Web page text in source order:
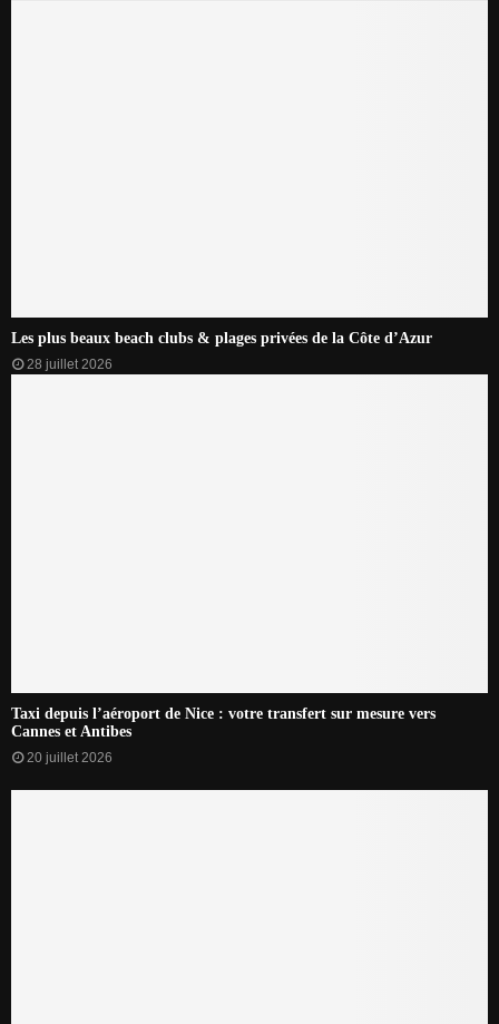
Les plus beaux beach clubs & plages privées de la Côte d’Azur
28 juillet 2026
Taxi depuis l’aéroport de Nice : votre transfert sur mesure vers
Cannes et Antibes
20 juillet 2026